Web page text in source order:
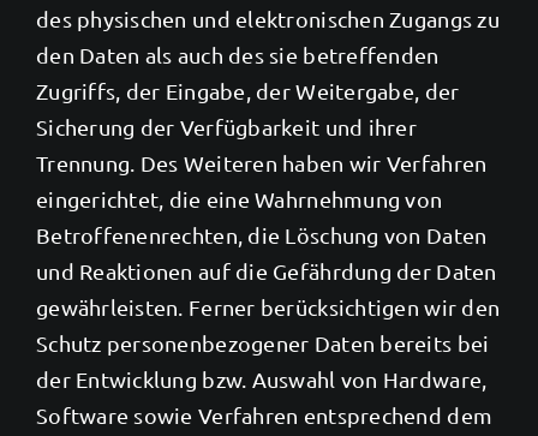
des physischen und elektronischen Zugangs zu
den Daten als auch des sie betreffenden
Zugriffs, der Eingabe, der Weitergabe, der
Sicherung der Verfügbarkeit und ihrer
Trennung. Des Weiteren haben wir Verfahren
eingerichtet, die eine Wahrnehmung von
Betroffenenrechten, die Löschung von Daten
und Reaktionen auf die Gefährdung der Daten
gewährleisten. Ferner berücksichtigen wir den
Schutz personenbezogener Daten bereits bei
der Entwicklung bzw. Auswahl von Hardware,
Software sowie Verfahren entsprechend dem